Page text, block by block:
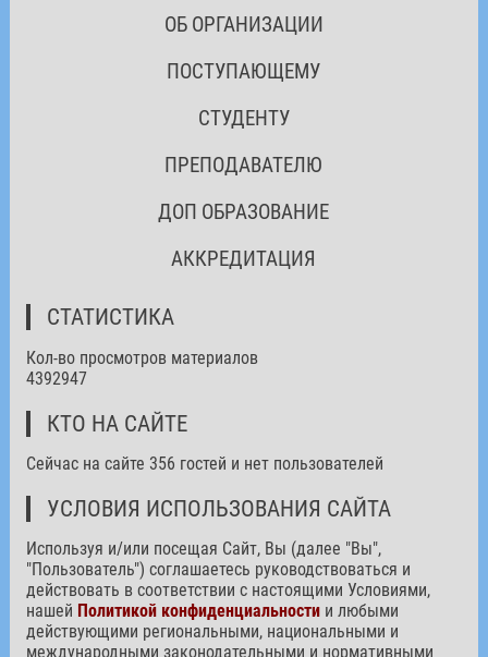
ОБ ОРГАНИЗАЦИИ
ПОСТУПАЮЩЕМУ
СТУДЕНТУ
ПРЕПОДАВАТЕЛЮ
ДОП ОБРАЗОВАНИЕ
АККРЕДИТАЦИЯ
СТАТИСТИКА
Кол-во просмотров материалов
4392947
КТО НА САЙТЕ
Сейчас на сайте 356 гостей и нет пользователей
УСЛОВИЯ ИСПОЛЬЗОВАНИЯ САЙТА
Используя и/или посещая Сайт, Вы (далее "Вы",
"Пользователь") соглашаетесь руководствоваться и
действовать в соответствии с настоящими Условиями,
нашей Политикой конфиденциальностии любыми
действующими региональными, национальными и
международными законодательными и нормативными